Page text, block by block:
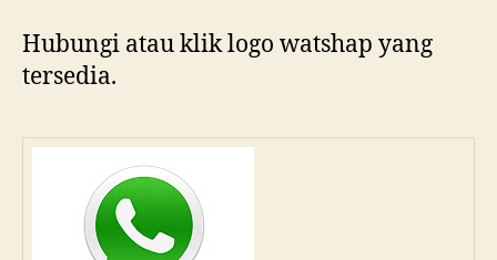
Hubungi atau klik logo watshap yang
tersedia.